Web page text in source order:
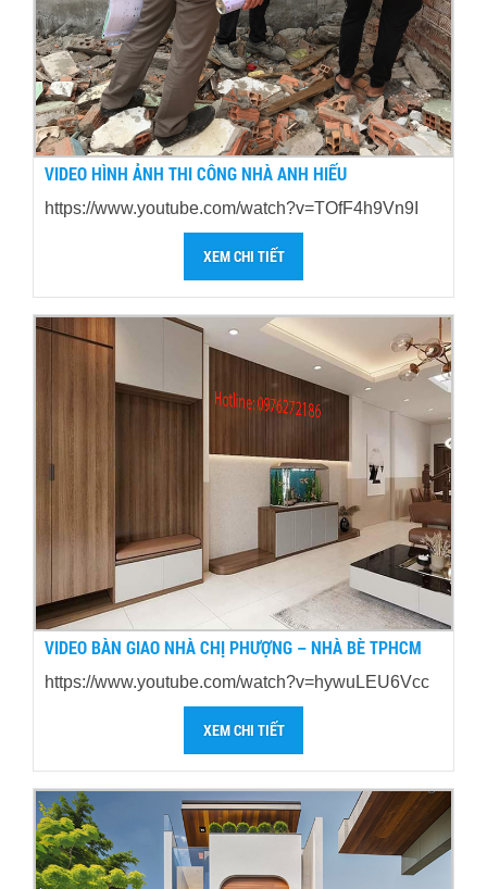
VIDEO HÌNH ẢNH THI CÔNG NHÀ ANH HIẾU
https://www.youtube.com/watch?v=TOfF4h9Vn9I
XEM CHI TIẾT
VIDEO BÀN GIAO NHÀ CHỊ PHƯỢNG – NHÀ BÈ TPHCM
https://www.youtube.com/watch?v=hywuLEU6Vcc
XEM CHI TIẾT